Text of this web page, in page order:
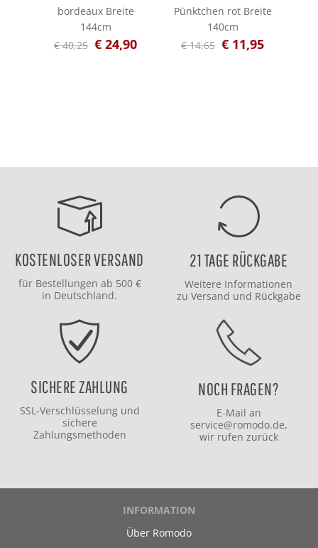
bordeaux Breite
144cm
€ 40,25 € 24,90
Pünktchen rot Breite
140cm
€ 14,65 € 11,95
KOSTENLOSER VERSAND
für Bestellungen ab 500 €
in Deutschland.
21 TAGE RÜCKGABE
Weitere Informationen
zu Versand und Rückgabe
SICHERE ZAHLUNG
SSL-Verschlüsselung und
sichere
Zahlungsmethoden
NOCH FRAGEN?
E-Mail an
service@romodo.de,
wir rufen zurück
INFORMATION
Über Romodo